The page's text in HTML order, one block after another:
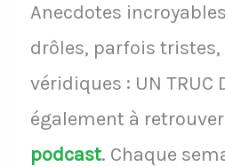
Anecdotes
drôles, parfois
véridiques : UN TRUC
également à
podcast. Chaque